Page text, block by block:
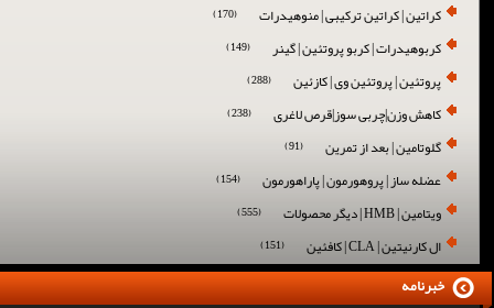
کراتین | کراتین ترکیبی | منوهیدرات (170)
کربوهیدرات | کربو پروتئین | گینر (149)
پروتئین | پروتئین وی | کازئین (288)
کاهش وزن|چربی سوز|قرص لاغری (238)
گلوتامین | بعد از تمرین (91)
عضله ساز | پروهورمون | پاراهورمون (154)
ویتامین | HMB | دیگر محصولات (555)
ال کارنیتین | CLA | کافئین (151)
خبرنامه